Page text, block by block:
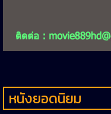
หนังยอดนิยม